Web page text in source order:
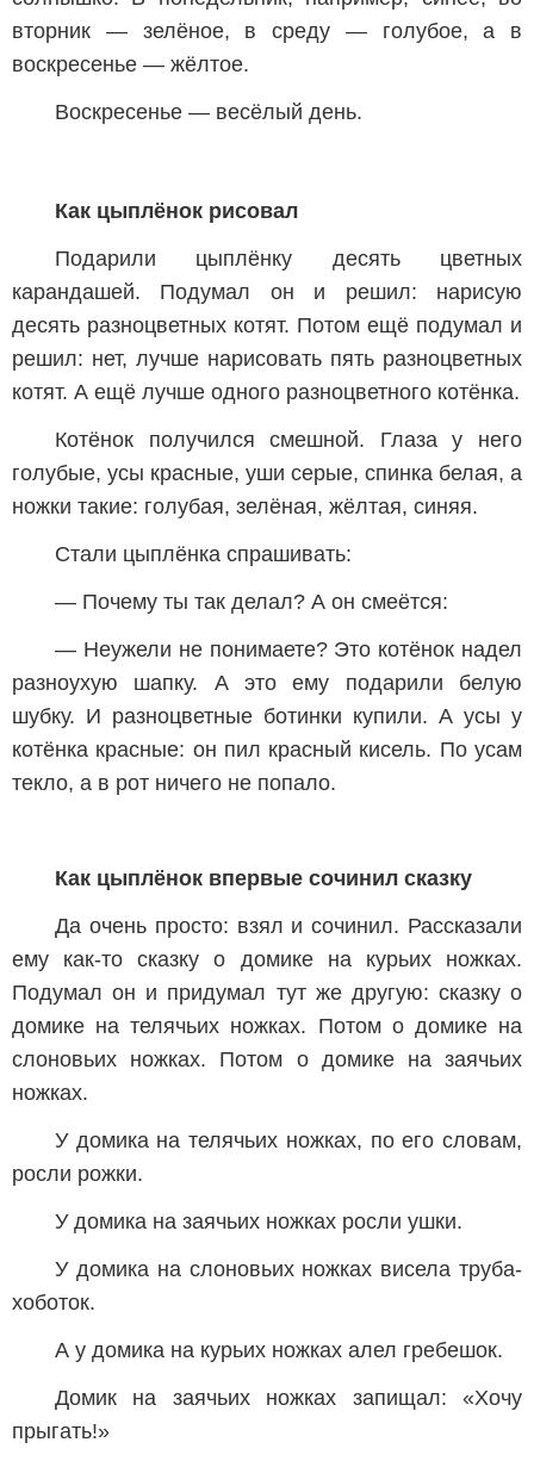
вторник — зелёное, в среду — голубое, а в
воскресенье — жёлтое.
Воскресенье — весёлый день.
Как цыплёнок рисовал
Подарили цыплёнку десять цветных
карандашей. Подумал он и решил: нарисую
десять разноцветных котят. Потом ещё подумал и
решил: нет, лучше нарисовать пять разноцветных
котят. А ещё лучше одного разноцветного котёнка.
Котёнок получился смешной. Глаза у него
голубые, усы красные, уши серые, спинка белая, а
ножки такие: голубая, зелёная, жёлтая, синяя.
Стали цыплёнка спрашивать:
— Почему ты так делал? А он смеётся:
— Неужели не понимаете? Это котёнок надел
разноухую шапку. А это ему подарили белую
шубку. И разноцветные ботинки купили. А усы у
котёнка красные: он пил красный кисель. По усам
текло, а в рот ничего не попало.
Как цыплёнок впервые сочинил сказку
Да очень просто: взял и сочинил. Рассказали
ему как-то сказку о домике на курьих ножках.
Подумал он и придумал тут же другую: сказку о
домике на телячьих ножках. Потом о домике на
слоновьих ножках. Потом о домике на заячьих
ножках.
У домика на телячьих ножках, по его словам,
росли рожки.
У домика на заячьих ножках росли ушки.
У домика на слоновьих ножках висела труба-
хоботок.
А у домика на курьих ножках алел гребешок.
Домик на заячьих ножках запищал: «Хочу
прыгать!»